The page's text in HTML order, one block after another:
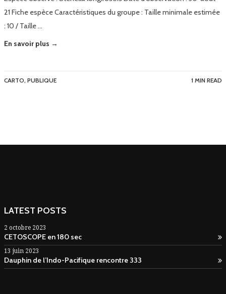
21 Fiche espèce Caractéristiques du groupe : Taille minimale estimée
: 10 / Taille …
En savoir plus →
CARTO, PUBLIQUE 1 MIN READ
LATEST POSTS
2 octobre 2023
CETOSCOPE en 180 sec
13 juin 2023
Dauphin de l’Indo-Pacifique rencontre 333